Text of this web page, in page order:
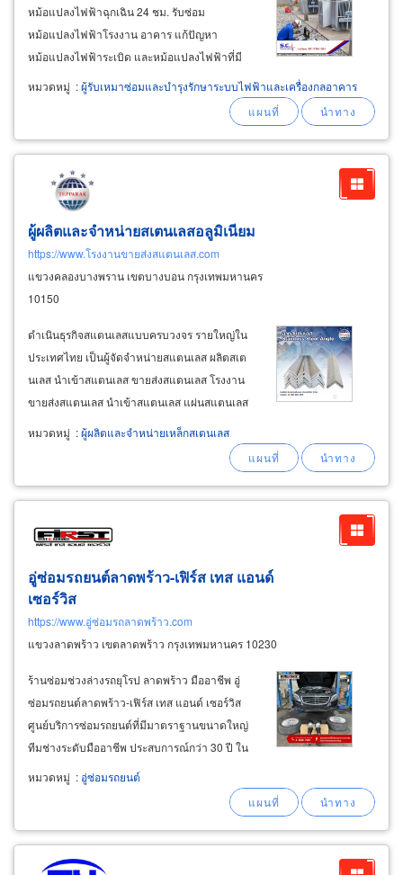
หม้อแปลงไฟฟ้าฉุกเฉิน 24 ชม. รับซ่อม
หม้อแปลงไฟฟ้าโรงงาน อาคาร แก้ปัญหา
หม้อแปลงไฟฟ้าระเบิด และหม้อแปลงไฟฟ้าที่มี
ปัญหาจากสาเหตุต่างๆ ที่อาจนำไปสู่หม้อแปลงไฟ
สมุทรสาคร สมุทรสงคราม กรุงเทพ นครปฐมและทุก
จังหวัด แก้ปัญหาหม้อแปลงร้อนมากจากการ
โอเวอร์โหลดหรือมีอุณหภูมิสูงมากเกินไป
หมวดหมู่ :ผู้รับเหมาซ่อมและบำรุงรักษาระบบไฟฟ้าและเครื่องกลอาคาร
ผู้ผลิตและจำหน่ายสเตนเลสอลูมิเนียม
https://www.โรงงานขายส่งสแตนเลส.com
แขวงคลองบางพราน เขตบางบอน กรุงเทพมหานคร
10150
ดำเนินธุรกิจสแตนเลสแบบครบวงจร รายใหญ่ใน
ประเทศไทย เป็นผู้จัดจำหน่ายสแตนเลส ผลิตสเต
นเลส นำเข้าสแตนเลส ขายส่งสแตนเลส โรงงาน
ขายส่งสแตนเลส นำเข้าสแตนเลส แผ่นสแตนเลส
ท่อสแตนเลส ม้วนคอยส์สแตนเลส รางรีดสแตนเลส
ฉากรีดสแตนเลส ฉากพับสแตนเลส เส้นแบนสแตน
เลส ขายส่งม้วนสแตนเลสและสแตนเลสแผ่นผิว
ด้าน-ผิวเงา ผิวมิลเลอร์
หมวดหมู่ :ผู้ผลิตและจำหน่ายเหล็กสเตนเลส
อู่ซ่อมรถยนต์ลาดพร้าว-เฟิร์ส เทส แอนด์
เซอร์วิส
https://www.อู่ซ่อมรถลาดพร้าว.com
แขวงลาดพร้าว เขตลาดพร้าว กรุงเทพมหานคร 10230
ร้านซ่อมช่วงล่างรถยุโรป ลาดพร้าว มืออาชีพ อู่
ซ่อมรถยนต์ลาดพร้าว-เฟิร์ส เทส แอนด์ เซอร์วิส
ศูนย์บริการซ่อมรถยนต์ที่มีมาตราฐานขนาดใหญ่
ทีมช่างระดับมืออาชีพ ประสบการณ์กว่า 30 ปี ใน
การดูแลแก้ปัญหารถยุโรป เช่น bmw, mercedes-
benz, volvo, audi, porsche, mini cooper , lexus,
หมวดหมู่ : อู่ซ่อมรถยนต์